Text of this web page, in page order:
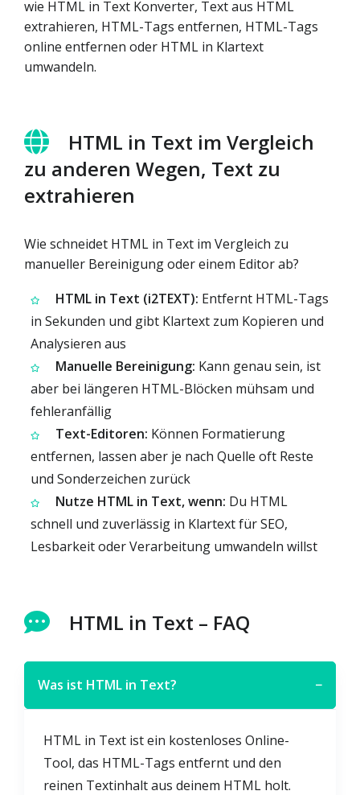
wie HTML in Text Konverter, Text aus HTML
extrahieren, HTML-Tags entfernen, HTML-Tags
online entfernen oder HTML in Klartext
umwandeln.
HTML in Text im Vergleich
zu anderen Wegen, Text zu
extrahieren
Wie schneidet HTML in Text im Vergleich zu
manueller Bereinigung oder einem Editor ab?
HTML in Text (i2TEXT): Entfernt HTML-Tags
in Sekunden und gibt Klartext zum Kopieren und
Analysieren aus
Manuelle Bereinigung: Kann genau sein, ist
aber bei längeren HTML-Blöcken mühsam und
fehleranfällig
Text-Editoren: Können Formatierung
entfernen, lassen aber je nach Quelle oft Reste
und Sonderzeichen zurück
Nutze HTML in Text, wenn: Du HTML
schnell und zuverlässig in Klartext für SEO,
Lesbarkeit oder Verarbeitung umwandeln willst
HTML in Text – FAQ
Was ist HTML in Text? −
HTML in Text ist ein kostenloses Online-
Tool, das HTML-Tags entfernt und den
reinen Textinhalt aus deinem HTML holt.